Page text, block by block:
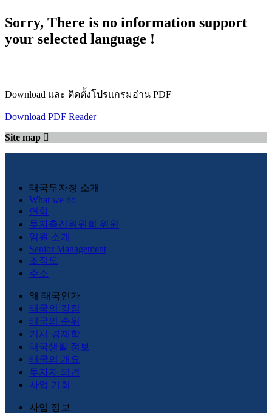
Sorry, There is no information support
your selected language !
Download และ ติดตั้งโปรแกรมอ่าน PDF
Download PDF Reader
Site map
태국투자청 소개
What we do
연혁
투자촉진위원회 위원
임원 소개
Senior Management
조직도
주소
왜 태국인가
태국의 강점
태국의 순위
거시 경제학
태국생활 정보
태국의 개요
투자자 의견
사업 기회
사업 정보